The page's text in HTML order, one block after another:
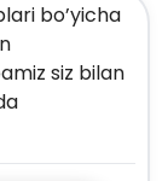
bo’yicha
siz bilan